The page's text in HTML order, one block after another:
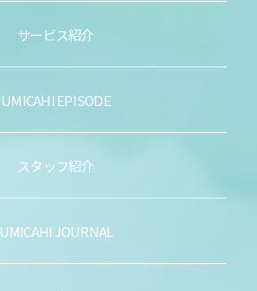
サービス紹介
UMICAHI EPISODE
スタッフ紹介
UMICAHI JOURNAL